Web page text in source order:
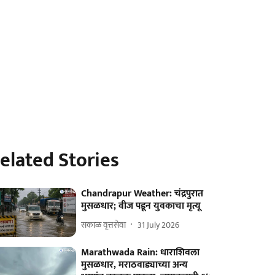
Stories
Chandrapur Weather: चंद्रपुरात
मुसळधार; वीज पडून युवकाचा मृत्यू
सकाळ वृत्तसेवा 31 July 2026
Marathwada Rain: धाराशिवला
मुसळधार, मराठवाड्याच्या अन्य